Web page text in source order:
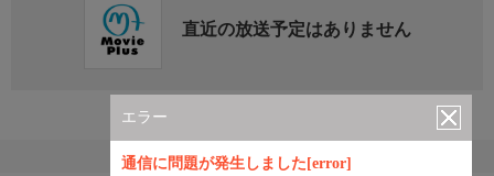
エラー
通信に問題が発生しました[error]
直近の放送予定はありません